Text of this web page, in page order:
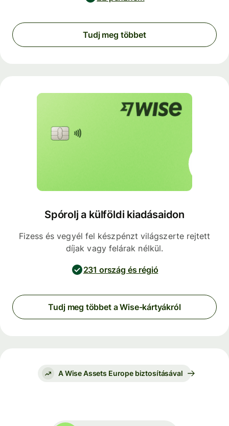
Tudj meg többet
Spórolj a külföldi kiadásaidon
Fizess és vegyél fel készpénzt világszerte rejtett
díjak vagy felárak nélkül.
231 ország és régió
Tudj meg többet a Wise-kártyákról
A Wise Assets Europe biztosításával